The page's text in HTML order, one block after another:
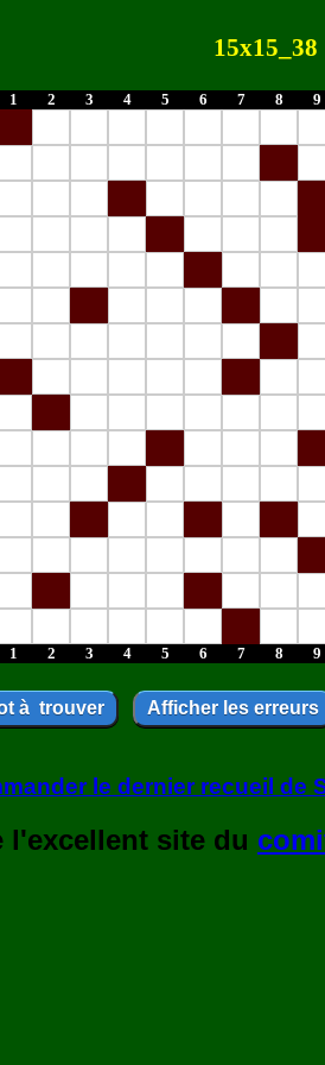
15x15_38
1 2 3 4 5 6 7 8 9
1
2 3 4 5 6 7 8 9
le dernier recueil de
l'excellent site du